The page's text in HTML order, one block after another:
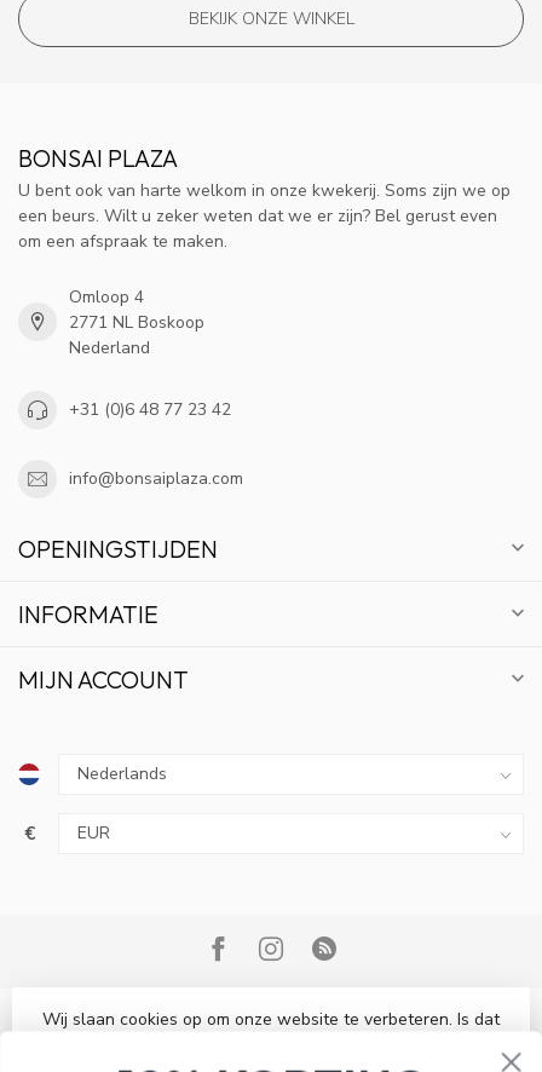
BEKIJK ONZE WINKEL
BONSAI PLAZA
U bent ook van harte welkom in onze kwekerij. Soms zijn we op
een beurs. Wilt u zeker weten dat we er zijn? Bel gerust even
om een afspraak te maken.
Omloop 4
2771 NL Boskoop
Nederland
+31 (0)6 48 77 23 42
info@bonsaiplaza.com
OPENINGSTIJDEN
INFORMATIE
MIJN ACCOUNT
€
Wij slaan cookies op om onze website te verbeteren. Is dat
DE HOOGTE VAN ACTIES EN NIEUWS.